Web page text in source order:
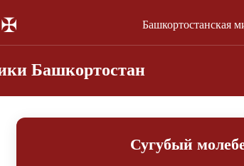
✠ Башкортостанская
Башкортостан
Сугубый